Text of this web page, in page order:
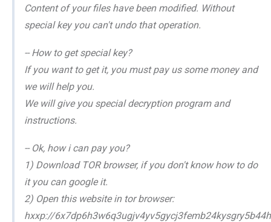
Content of your files have been modified. Without
special key you can't undo that operation.
-- How to get special key?
If you want to get it, you must pay us some money and
we will help you.
We will give you special decryption program and
instructions.
-- Ok, how i can pay you?
1) Download TOR browser, if you don't know how to do
it you can google it.
2) Open this website in tor browser:
hxxp://